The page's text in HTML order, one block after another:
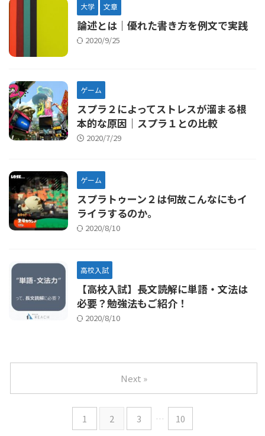
大学 文章
論述とは｜優れた書き方を例文で実践
2020/9/25
ゲーム
スプラ２によってストレスが溜まる根
本的な原因｜スプラ１との比較
2020/7/29
ゲーム
スプラトゥーン２は何故こんなにもイ
ライラするのか。
2020/8/10
高校入試
【高校入試】長文読解に単語・文法は
必要？勉強法もご紹介！
2020/8/10
1 2 3 … 10
Next »